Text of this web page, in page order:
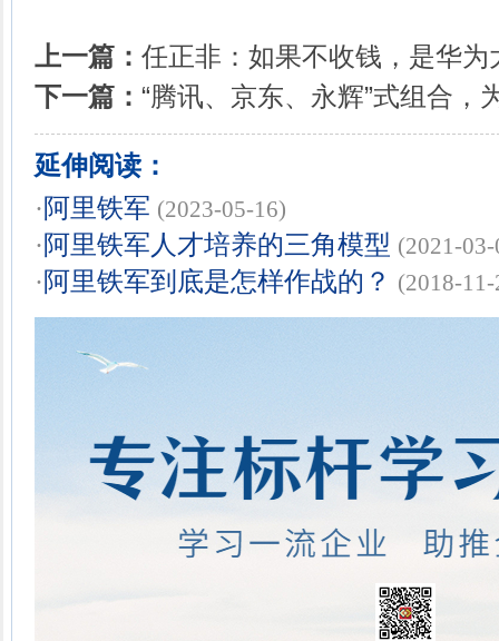
上一篇： 任正非：如果不收钱，是华为
下一篇： “腾讯、京东、永辉”式组合，
延伸阅读：
·阿里铁军 (2023-05-16)
·阿里铁军人才培养的三角模型 (2021-
·阿里铁军到底是怎样作战的？ (2018-